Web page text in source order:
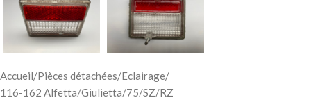
Accueil/Pièces détachées/Eclairage/
116-162 Alfetta/Giulietta/75/SZ/RZ